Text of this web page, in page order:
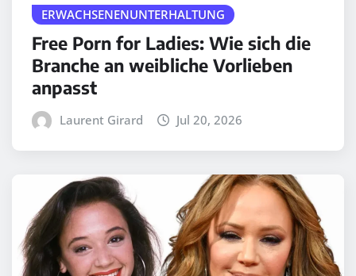
ERWACHSENENUNTERHALTUNG
Free Porn for Ladies: Wie sich die
Branche an weibliche Vorlieben
anpasst
Laurent Girard Jul 20, 2026